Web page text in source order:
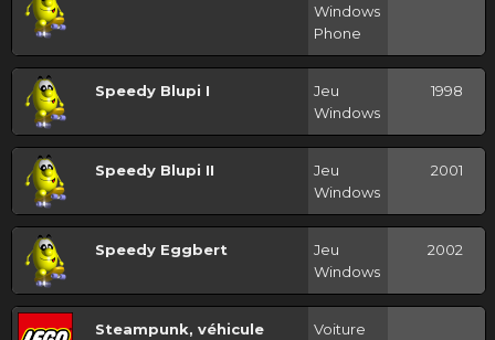
Windows
Phone
Speedy Blupi I
Jeu
Windows
1998
Speedy Blupi II
Jeu
Windows
2001
Speedy Eggbert
Jeu
Windows
2002
Steampunk, véhicule
Voiture